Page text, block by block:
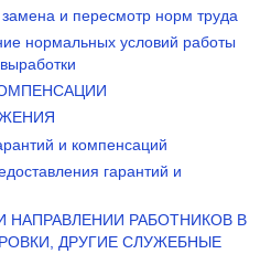
и пересмотр норм труда
нормальных условий работы
и компенсаций
гарантий и
НАПРАВЛЕНИИ РАБОТНИКОВ В
ДРУГИЕ СЛУЖЕБНЫЕ